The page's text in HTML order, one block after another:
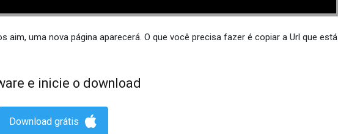
aim, uma nova página aparecerá. O que você precisa fazer é copiar a Url que está
e inicie o download
Download grátis